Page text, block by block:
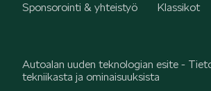
Sponsorointi & yhteistyö
Klassikot
Autoalan uuden teknologian esite -
tekniikasta ja ominaisuuksista